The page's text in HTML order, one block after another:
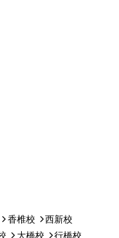
香椎校
西新校
大橋校
行橋校